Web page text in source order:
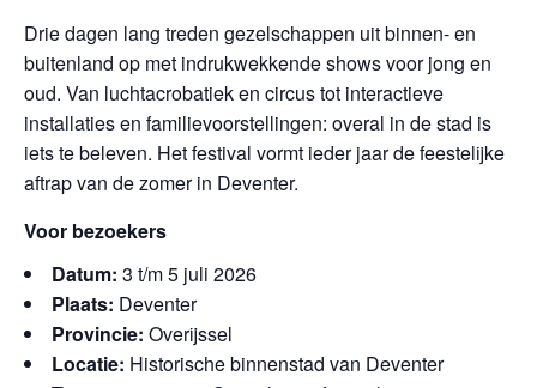
Drie dagen lang treden gezelschappen uit binnen- en
buitenland op met indrukwekkende shows voor jong en
oud. Van luchtacrobatiek en circus tot interactieve
installaties en familievoorstellingen: overal in de stad is
iets te beleven. Het festival vormt ieder jaar de feestelijke
aftrap van de zomer in Deventer.
Voor bezoekers
Datum: 3 t/m 5 juli 2026
Plaats: Deventer
Provincie: Overijssel
Locatie: Historische binnenstad van Deventer